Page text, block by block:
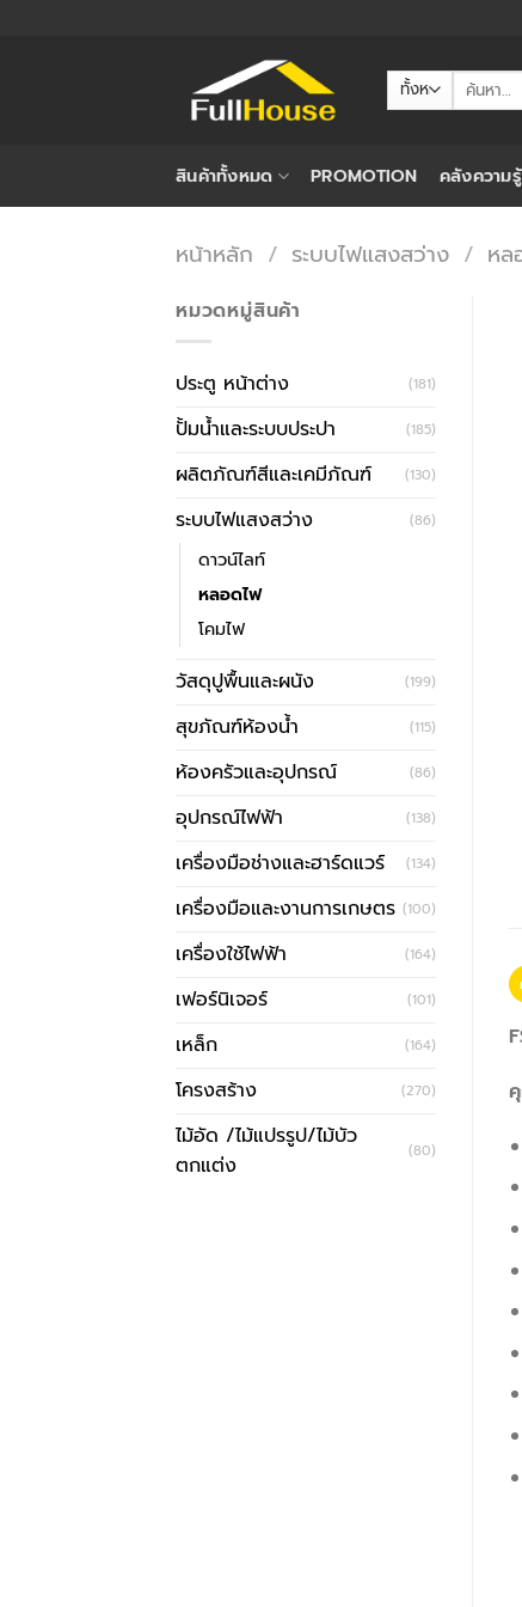
ค้นหา:
สินค้าทั้งหมด PROMOTION คลังความรู้
หน้าหลัก / ระบบไฟแสงสว่าง / หล
หมวดหมู่สินค้า
ประตู หน้าต่าง (181)
ปั้มน้ำและระบบประปา (185)
ผลิตภัณฑ์สีและเคมีภัณฑ์ (130)
ระบบไฟแสงสว่าง (86)
ดาวน์ไลท์
หลอดไฟ
โคมไฟ
วัสดุปูพื้นและผนัง (199)
สุขภัณฑ์ห้องน้ำ (115)
ห้องครัวและอุปกรณ์ (86)
อุปกรณ์ไฟฟ้า (138)
เครื่องมือช่างและฮาร์ดแวร์ (134)
เครื่องมือและงานการเกษตร (100)
เครื่องใช้ไฟฟ้า (164)
เฟอร์นิเจอร์ (101)
เหล็ก (164)
โครงสร้าง (270)
ไม้อัด /ไม้แปรรูป/ไม้บัว
ตกแต่ง
(80)